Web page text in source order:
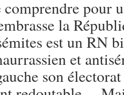
comprendre pour
la
est un RN
et
son